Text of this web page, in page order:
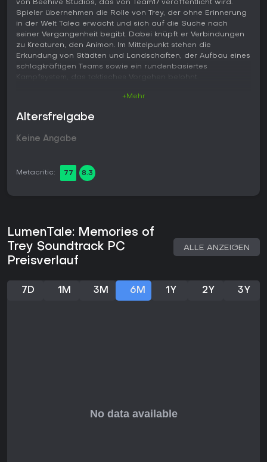
von Beehive Studios, das von Team17 veröffentlicht wird.
Spieler übernehmen die Rolle von Trey, der ohne Erinnerung
in der Welt Talea erwacht und sich auf die Suche nach
seiner Vergangenheit begibt. Dabei knüpft er Verbindungen
zu Kreaturen, den Animon. Im Mittelpunkt stehen die
Erkundung von Städten und Landschaften, der Aufbau eines
schlagkräftigen Teams sowie ein rundenbasiertes
Kampfsystem, das taktisches Vorgehen belohnt.
Im Zentrum steht das Reisen durch Talea, bei dem man auf
Animon trifft und entscheidet, ob man sie direkt einfangen
oder in einen Kampf verwickeln möchte. Gefangene Animon
lassen sich durch den Einsatz im Kampf weiterentwickeln -
Fähigkeiten. Alle Teammitglieder teilen sich ein gemeinsames
Ausdauersystem, sodass aggressive Angriffe stets gegen
Um die Geschichte voranzutreiben und neue Gebiete
freizuschalten, fordert man die Stadtkapitäne heraus. Der
isometrische Pixel-Art-Stil kombiniert 2D-Sprites mit
Wildnis ein authentisches, bewohntes Gefühl. Erkundung
wird belohnt: Neue Animon und Erzählstränge rund um Treys
Varianten kommen sowohl in der Hauptgeschichte als auch
+Mehr
Altersfreigabe
Keine Angabe
Metacritic: 77 8.3
LumenTale: Memories of
Trey Soundtrack PC
Preisverlauf
ALLE ANZEIGEN
7D 1M 3M 6M 1Y 2Y 3Y